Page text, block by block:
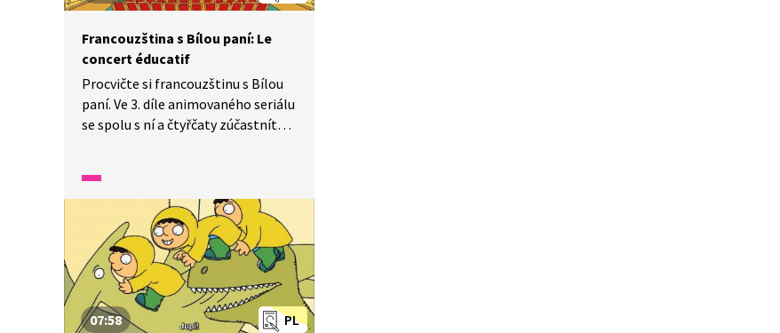
Francouzština s Bílou paní: Le
concert éducatif
Procvičte si francouzštinu s Bílou
paní. Ve 3. díle animovaného seriálu
se spolu s ní a čtyřčaty zúčastníte
správně chovat v divadle.
PL
07:58